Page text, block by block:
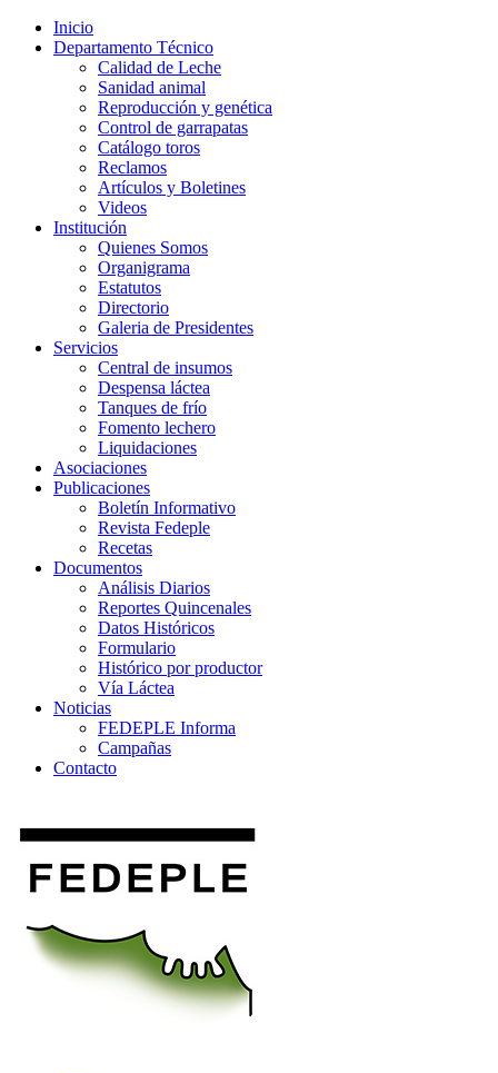
Inicio
Departamento Técnico
Calidad de Leche
Sanidad animal
Reproducción y genética
Control de garrapatas
Catálogo toros
Reclamos
Artículos y Boletines
Videos
Institución
Quienes Somos
Organigrama
Estatutos
Directorio
Galeria de Presidentes
Servicios
Central de insumos
Despensa láctea
Tanques de frío
Fomento lechero
Liquidaciones
Asociaciones
Publicaciones
Boletín Informativo
Revista Fedeple
Recetas
Documentos
Análisis Diarios
Reportes Quincenales
Datos Históricos
Formulario
Histórico por productor
Vía Láctea
Noticias
FEDEPLE Informa
Campañas
Contacto